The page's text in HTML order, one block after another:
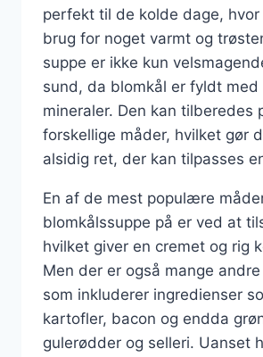
perfekt til de kolde dage, hvor
brug for noget varmt og
suppe er ikke kun
sund, da blomkål er fyldt med
mineraler. Den kan tilberedes
forskellige måder, hvilket gør
alsidig ret, der kan tilpasses
En af de mest populære
blomkålssuppe på er ved at
hvilket giver en cremet og rig
Men der er også mange
som inkluderer ingredienser
kartofler, bacon og endda
gulerødder og selleri. Uanset